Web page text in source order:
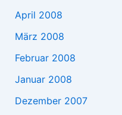
April 2008
März 2008
Februar 2008
Januar 2008
Dezember 2007